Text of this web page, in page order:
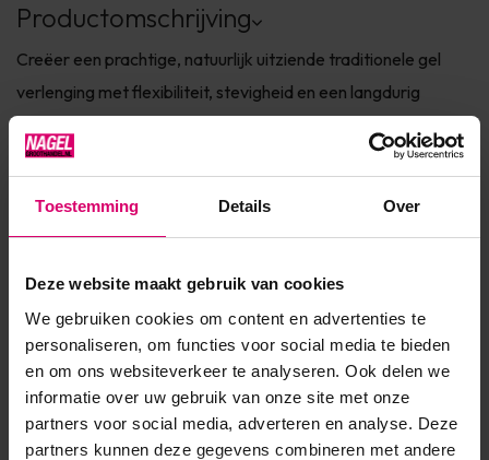
Toestemming Details Over
Deze website maakt gebruik van cookies
We gebruiken cookies om content en advertenties te
personaliseren, om functies voor social media te bieden
en om ons websiteverkeer te analyseren. Ook delen we
informatie over uw gebruik van onze site met onze
partners voor social media, adverteren en analyse. Deze
partners kunnen deze gegevens combineren met andere
Productomschrijving
Creëer een prachtige, natuurlijk uitziende traditionele gel
verlenging met flexibiliteit, stevigheid en een langdurig
behoud van maar liefst 3 weken lang! Daarnaast is de
Product specificaties
EAN 639370080543